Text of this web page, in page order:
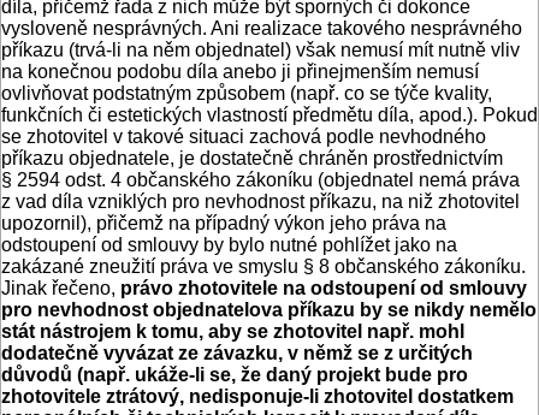
díla, přičemž řada z nich může být sporných či dokonce
vysloveně nesprávných. Ani realizace takového nesprávného
příkazu (trvá-li na něm objednatel) však nemusí mít nutně vliv
na konečnou podobu díla anebo ji přinejmenším nemusí
ovlivňovat podstatným způsobem (např. co se týče kvality,
funkčních či estetických vlastností předmětu díla, apod.). Pokud
se zhotovitel v takové situaci zachová podle nevhodného
příkazu objednatele, je dostatečně chráněn prostřednictvím
§ 2594 odst. 4 občanského zákoníku (objednatel nemá práva
z vad díla vzniklých pro nevhodnost příkazu, na niž zhotovitel
upozornil), přičemž na případný výkon jeho práva na
odstoupení od smlouvy by bylo nutné pohlížet jako na
zakázané zneužití práva ve smyslu § 8 občanského zákoníku.
Jinak řečeno, právo zhotovitele na odstoupení od smlouvy
pro nevhodnost objednatelova příkazu by se nikdy nemělo
stát nástrojem k tomu, aby se zhotovitel např. mohl
dodatečně vyvázat ze závazku, v němž se z určitých
důvodů (např. ukáže-li se, že daný projekt bude pro
zhotovitele ztrátový, nedisponuje-li zhotovitel dostatkem